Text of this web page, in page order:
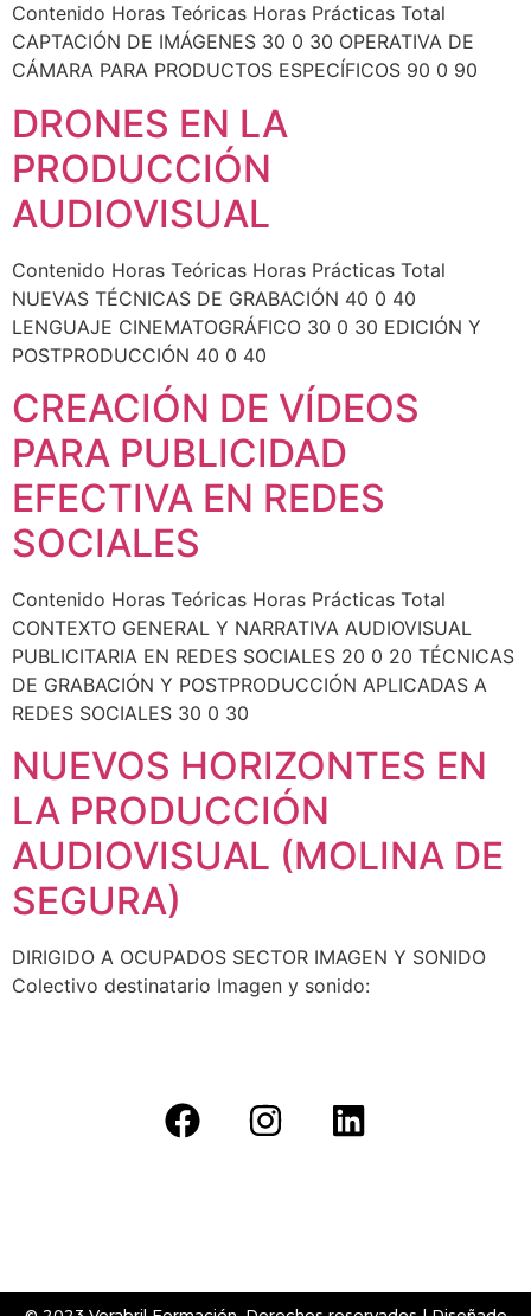
Contenido Horas Teóricas Horas Prácticas Total
CAPTACIÓN DE IMÁGENES 30 0 30 OPERATIVA DE
CÁMARA PARA PRODUCTOS ESPECÍFICOS 90 0 90
DRONES EN LA
PRODUCCIÓN
AUDIOVISUAL
Contenido Horas Teóricas Horas Prácticas Total
NUEVAS TÉCNICAS DE GRABACIÓN 40 0 40
LENGUAJE CINEMATOGRÁFICO 30 0 30 EDICIÓN Y
POSTPRODUCCIÓN 40 0 40
CREACIÓN DE VÍDEOS
PARA PUBLICIDAD
EFECTIVA EN REDES
SOCIALES
Contenido Horas Teóricas Horas Prácticas Total
CONTEXTO GENERAL Y NARRATIVA AUDIOVISUAL
PUBLICITARIA EN REDES SOCIALES 20 0 20 TÉCNICAS
DE GRABACIÓN Y POSTPRODUCCIÓN APLICADAS A
REDES SOCIALES 30 0 30
NUEVOS HORIZONTES EN
LA PRODUCCIÓN
AUDIOVISUAL (MOLINA DE
SEGURA)
DIRIGIDO A OCUPADOS SECTOR IMAGEN Y SONIDO
Colectivo destinatario Imagen y sonido: